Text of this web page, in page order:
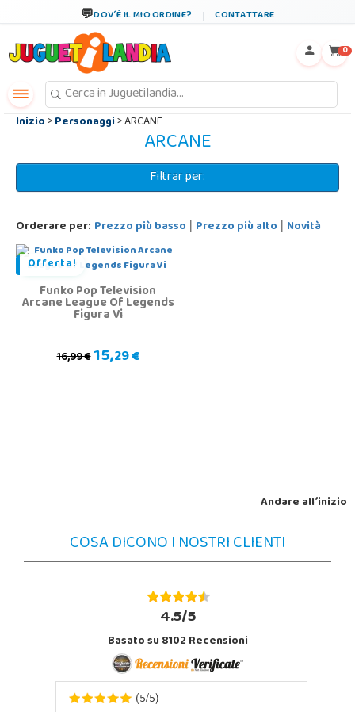
DOV´È IL MIO ORDINE? CONTATTARE
0
Inizio>Personaggi> ARCANE
ARCANE
Filtrar per:
Orderare per: Prezzo più basso | Prezzo più alto | Novità
Offerta!
Funko Pop Television
Arcane League Of Legends
Figura Vi
16,99 €15,29 €
Andare all´inizio
COSA DICONO I NOSTRI CLIENTI
4.5/5
Basato su 8102 Recensioni
(5/5)